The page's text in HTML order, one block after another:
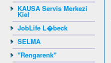
KAUSA Servis Merkezi
Kiel
JobLife L�beck
SELMA
"Rengarenk"